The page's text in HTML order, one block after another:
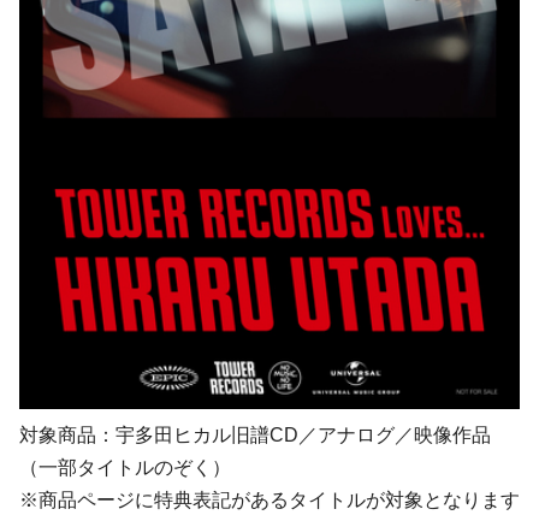
対象商品：宇多田ヒカル旧譜CD／アナログ／映像作品
（一部タイトルのぞく）
※商品ページに特典表記があるタイトルが対象となります